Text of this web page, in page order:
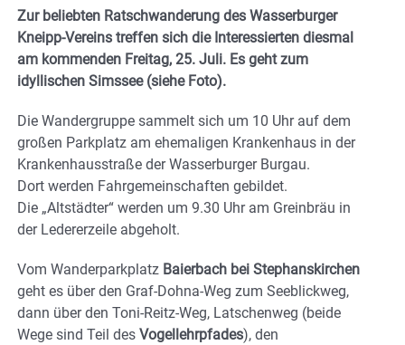
Zur beliebten Ratschwanderung des Wasserburger
Kneipp-Vereins treffen sich die Interessierten diesmal
am kommenden Freitag, 25. Juli. Es geht zum
idyllischen Simssee (siehe Foto).
Die Wandergruppe sammelt sich um 10 Uhr auf dem
großen Parkplatz am ehemaligen Krankenhaus in der
Krankenhausstraße der Wasserburger Burgau.
Dort werden Fahrgemeinschaften gebildet.
Die „Altstädter“ werden um 9.30 Uhr am Greinbräu in
der Ledererzeile abgeholt.
Vom Wanderparkplatz Baierbach bei Stephanskirchen
geht es über den Graf-Dohna-Weg zum Seeblickweg,
dann über den Toni-Reitz-Weg, Latschenweg (beide
Wege sind Teil des Vogellehrpfades), den